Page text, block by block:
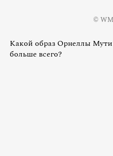
©
Какой образ Орнеллы
больше всего?